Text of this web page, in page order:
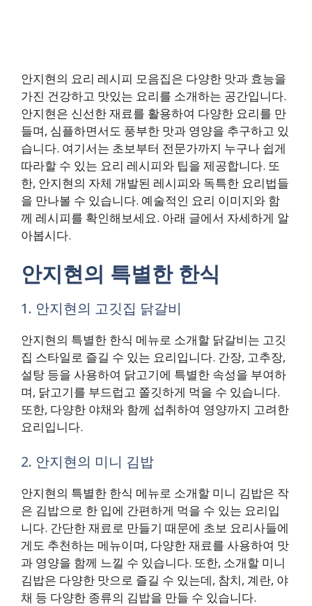
안지현의 요리 레시피 모음집은 다양한 맛과 효능을
가진 건강하고 맛있는 요리를 소개하는 공간입니다.
안지현은 신선한 재료를 활용하여 다양한 요리를 만
들며, 심플하면서도 풍부한 맛과 영양을 추구하고 있
습니다. 여기서는 초보부터 전문가까지 누구나 쉽게
따라할 수 있는 요리 레시피와 팁을 제공합니다. 또
한, 안지현의 자체 개발된 레시피와 독특한 요리법들
을 만나볼 수 있습니다. 예술적인 요리 이미지와 함
께 레시피를 확인해보세요. 아래 글에서 자세하게 알
아봅시다.
안지현의 특별한 한식
1. 안지현의 고깃집 닭갈비
안지현의 특별한 한식 메뉴로 소개할 닭갈비는 고깃
집 스타일로 즐길 수 있는 요리입니다. 간장, 고추장,
설탕 등을 사용하여 닭고기에 특별한 속성을 부여하
며, 닭고기를 부드럽고 쫄깃하게 먹을 수 있습니다.
또한, 다양한 야채와 함께 섭취하여 영양까지 고려한
요리입니다.
2. 안지현의 미니 김밥
안지현의 특별한 한식 메뉴로 소개할 미니 김밥은 작
은 김밥으로 한 입에 간편하게 먹을 수 있는 요리입
니다. 간단한 재료로 만들기 때문에 초보 요리사들에
게도 추천하는 메뉴이며, 다양한 재료를 사용하여 맛
과 영양을 함께 느낄 수 있습니다. 또한, 소개할 미니
김밥은 다양한 맛으로 즐길 수 있는데, 참치, 계란, 야
채 등 다양한 종류의 김밥을 만들 수 있습니다.